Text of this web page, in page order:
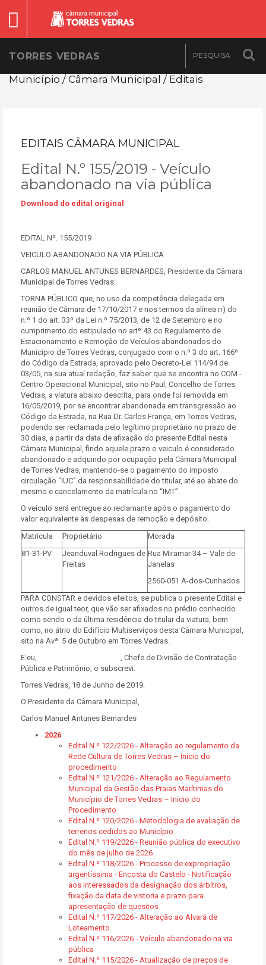
TORRES VEDRAS
Município / Câmara Municipal / Editais
EDITAIS CÂMARA MUNICIPAL
Edital N.º 155/2019 - Veículo
abandonado na via pública
Download do edital original
EDITAL Nº. 155/2019
VEICULO ABANDONADO NA VIA PÚBLICA
CARLOS MANUEL ANTUNES BERNARDES, Presidente da Câmara
Municipal de Torres Vedras:
TORNA PÚBLICO que, no uso da competência delegada em
reunião de Câmara de 17/10/2017 e nos termos da alínea rr) do
n.º 1 do art. 33º da Lei n.º 75/2013, de 12 de Setembro e no
cumprimento do estipulado no artº.43 do Regulamento de
Estacionamento e Remoção de Veículos abandonados do
Municipio de Torres Vedras, conjugado com o n.º 3 do art. 166º
do Código da Estrada, aprovado pelo Decreto-Lei 114/94 de
03/05, na sua atual redação, faz saber que se encontra no COM -
Centro Operacional Municipal, sito no Paul, Concelho de Torres
Vedras, a viatura abaixo descrita, para onde foi removida em
16/05/2019, por se encontrar abandonada em transgressão ao
Código da Estrada, na Rua Dr. Carlos França, em Torres Vedras,
podendo ser reclamada pelo legítimo proprietário no prazo de
30 dias, a partir da data de afixação do presente Edital nesta
Câmara Municipal, findo aquele prazo o veiculo é considerado
abandonado e adquirido por ocupação pela Câmara Municipal
de Torres Vedras, mantendo-se o pagamento do imposto
circulação “IUC” da responsabilidade do titular, até ao abate do
mesmo e cancelamento da matrícula no “IMT”.
O veículo será entregue ao reclamante após o pagamento do
valor equivalente às despesas de remoção e depósito.
Matrícula
Proprietário
Morada
81-31-PV
Jeanduval Rodrigues de
Freitas
Rua Miramar 34 – Vale de
Janelas
2560-051 A-dos-Cunhados
PARA CONSTAR e devidos efeitos, se publica o presente Edital e
outros de igual teor, que vão ser afixados no prédio conhecido
como sendo o da última residência do titular da viatura, bem
como, no átrio do Edifício Multiserviços desta Câmara Municipal,
sito na Avª. 5 de Outubro em Torres Vedras.
E eu, , Chefe de Divisão de Contratação
Pública e Património, o subscrevi.
Torres Vedras, 18 de Junho de 2019.
O Presidente da Câmara Municipal,
Carlos Manuel Antunes Bernardes
2026
Edital N.º 122/2026 - Alteração ao regulamento da
Rede Cultura de Torres Vedras – Início do
procedimento
Edital N.º 121/2026 - Alteração ao Regulamento
Municipal da Gestão das Praias Marítimas do
Município de Torres Vedras – Inicio do
Procedimento
Edital N.º 120/2026 - Metodologia de avaliação de
terrenos cedidos ao Município
Edital N.º 119/2026 - Reunião pública do executivo
do mês de julho de 2026
Edital N.º 118/2026 - Processo de expropriação
urgentíssima - Encosta do Castelo - Notificação
aos interessados da designação dos árbitros,
fixação da data de vistoria e prazo para
apresentação de quesitos
Edital N.º 117/2026 - Alteração ao Alvará de
Loteamento
Edital N.º 116/2026 - Veículo abandonado na via
pública
Edital N.º 115/2026 - Atualização de preços de